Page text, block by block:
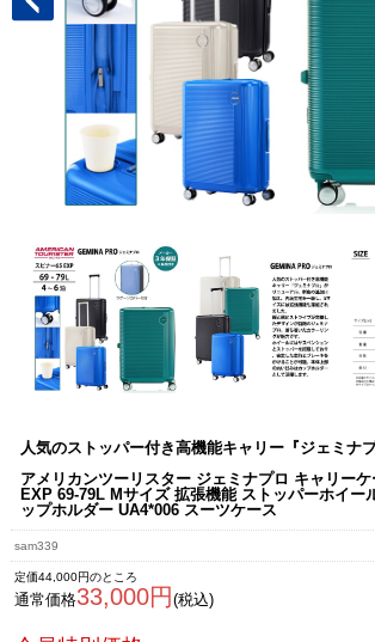
人気のストッパー付き高機能キャリー『ジェミナ
アメリカンツーリスター ジェミナプロ キャリー
EXP 69-79L Mサイズ 拡張機能 ストッパーホイー
ップホルダー UA4*006 スーツケース
sam339
定価44,000円のところ
通常価格33,000円 (税込)